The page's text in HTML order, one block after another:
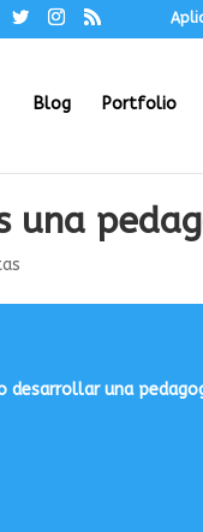
Blog Portfolio
una
desarrollar una